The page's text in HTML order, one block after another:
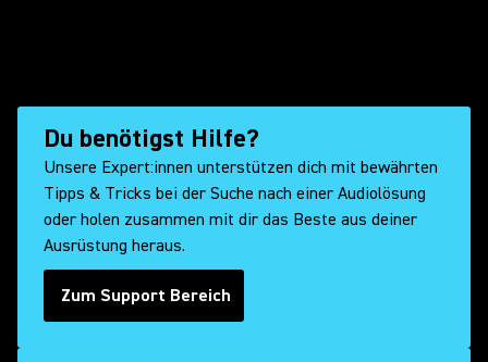
Du benötigst Hilfe?
Unsere Expert:innen unterstützen dich mit bewährten
Tipps & Tricks bei der Suche nach einer Audiolösung
oder holen zusammen mit dir das Beste aus deiner
Ausrüstung heraus.
Zum Support Bereich